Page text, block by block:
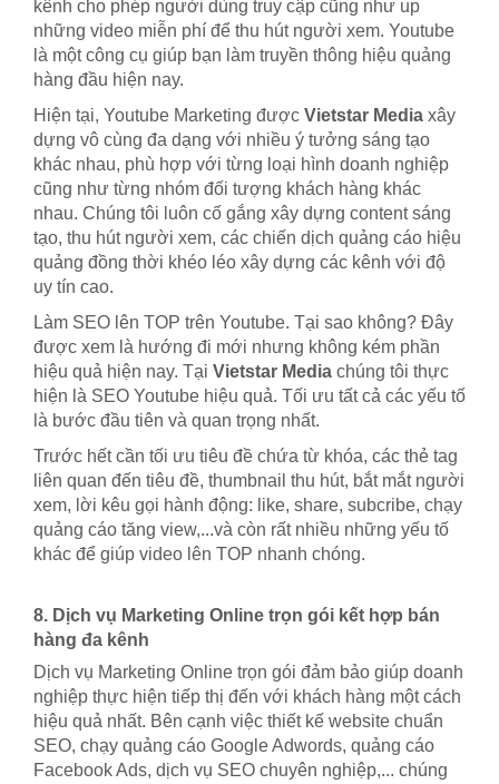
kênh cho phép người dùng truy cập cũng như up
những video miễn phí để thu hút người xem. Youtube
là một công cụ giúp bạn làm truyền thông hiệu quảng
hàng đầu hiện nay.
Hiện tại, Youtube Marketing được Vietstar Media xây
dựng vô cùng đa dạng với nhiều ý tưởng sáng tạo
khác nhau, phù hợp với từng loại hình doanh nghiệp
cũng như từng nhóm đối tượng khách hàng khác
nhau. Chúng tôi luôn cố gắng xây dựng content sáng
tạo, thu hút người xem, các chiến dịch quảng cáo hiệu
quảng đồng thời khéo léo xây dựng các kênh với độ
uy tín cao.
Làm SEO lên TOP trên Youtube. Tại sao không? Đây
được xem là hướng đi mới nhưng không kém phần
hiệu quả hiện nay. Tại Vietstar Media chúng tôi thực
hiện là SEO Youtube hiệu quả. Tối ưu tất cả các yếu tố
là bước đầu tiên và quan trọng nhất.
Trước hết cần tối ưu tiêu đề chứa từ khóa, các thẻ tag
liên quan đến tiêu đề, thumbnail thu hút, bắt mắt người
xem, lời kêu gọi hành động: like, share, subcribe, chạy
quảng cáo tăng view,...và còn rất nhiều những yếu tố
khác để giúp video lên TOP nhanh chóng.
8. Dịch vụ Marketing Online trọn gói kết hợp bán
hàng đa kênh
Dịch vụ Marketing Online trọn gói đảm bảo giúp doanh
nghiệp thực hiện tiếp thị đến với khách hàng một cách
hiệu quả nhất. Bên cạnh việc thiết kế website chuẩn
SEO, chạy quảng cáo Google Adwords, quảng cáo
Facebook Ads, dịch vụ SEO chuyên nghiệp,... chúng